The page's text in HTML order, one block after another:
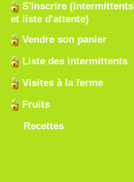
S'inscrire (intermittents
et liste d'attente)
Vendre son panier
Liste des intermittents
Visites à la ferme
Fruits
Recettes